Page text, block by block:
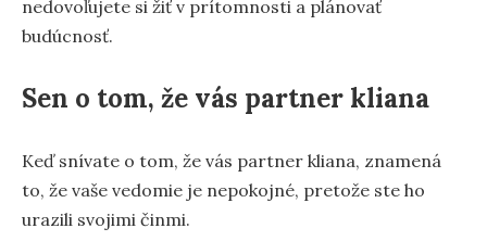
nedovoľujete si žiť v prítomnosti a plánovať
budúcnosť.
Sen o tom, že vás partner kliana
Keď snívate o tom, že vás partner kliana, znamená
to, že vaše vedomie je nepokojné, pretože ste ho
urazili svojimi činmi.